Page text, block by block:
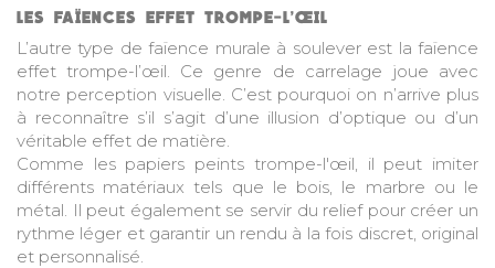
LES FAÏENCES EFFET TROMPE-L’ŒIL
L’autre type de faïence murale à soulever est la faïence
effet trompe-l’œil. Ce genre de carrelage joue avec
notre perception visuelle. C’est pourquoi on n’arrive plus
à reconnaître s’il s’agit d’une illusion d’optique ou d’un
véritable effet de matière.
Comme les papiers peints trompe-l'œil, il peut imiter
différents matériaux tels que le bois, le marbre ou le
métal. Il peut également se servir du relief pour créer un
rythme léger et garantir un rendu à la fois discret, original
et personnalisé.